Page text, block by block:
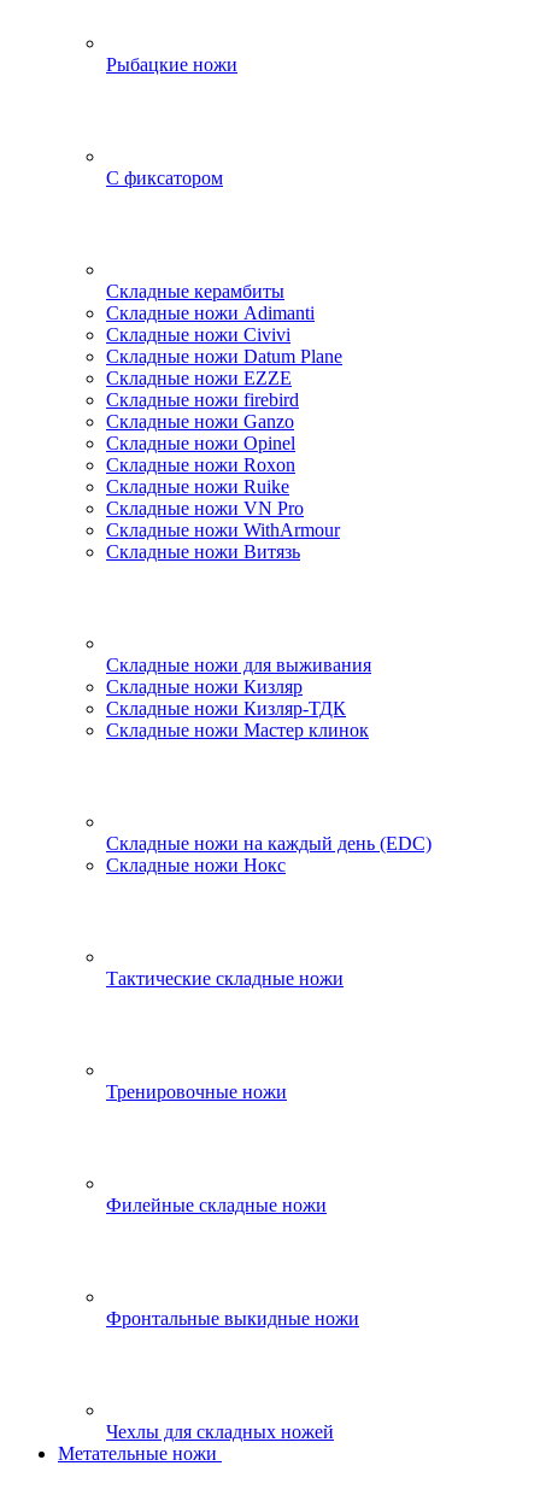
Рыбацкие ножи
С фиксатором
Складные керамбиты
Складные ножи Adimanti
Складные ножи Civivi
Складные ножи Datum Plane
Складные ножи EZZE
Складные ножи firebird
Складные ножи Ganzo
Складные ножи Opinel
Складные ножи Roxon
Складные ножи Ruike
Складные ножи VN Pro
Складные ножи WithArmour
Складные ножи Витязь
Складные ножи для выживания
Складные ножи Кизляр
Складные ножи Кизляр-ТДК
Складные ножи Мастер клинок
Складные ножи на каждый день (EDC)
Складные ножи Нокс
Тактические складные ножи
Тренировочные ножи
Филейные складные ножи
Фронтальные выкидные ножи
Чехлы для складных ножей
Метательные ножи